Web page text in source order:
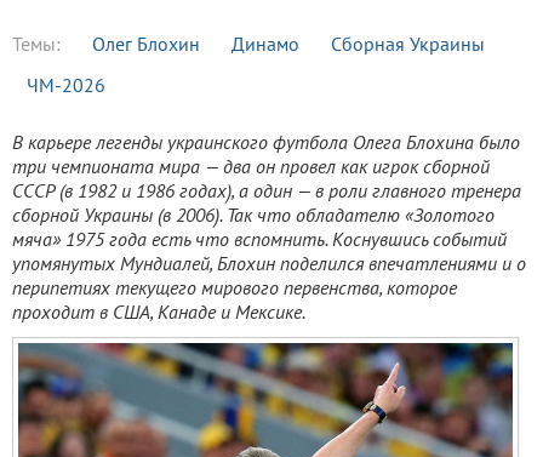
Темы: Олег Блохин Динамо
Сборная Украины
ЧМ-2026
В карьере легенды украинского футбола Олега Блохина было
три чемпионата мира — два он провел как игрок сборной
СССР (в 1982 и 1986 годах), а один — в роли главного тренера
сборной Украины (в 2006). Так что обладателю «Золотого
мяча» 1975 года есть что вспомнить.Коснувшись событий
упомянутых Мундиалей, Блохин поделился впечатлениями и о
перипетиях текущего мирового первенства, которое
проходит в США, Канаде и Мексике.